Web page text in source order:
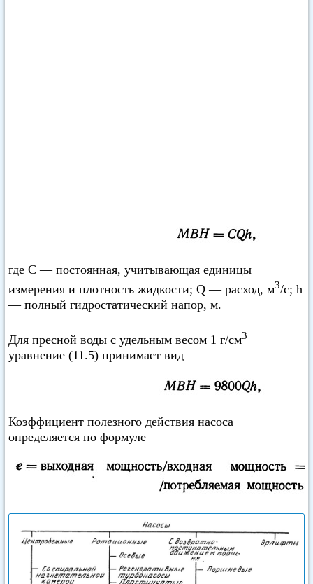
где С — постоянная, учитывающая единицы
измерения и плотность жидкости; Q — расход, м3/с; h
— полный гидростатический напор, м.
Для пресной воды с удельным весом 1 г/см3
уравнение (11.5) принимает вид
Коэффициент полезного действия насоса
определяется по формуле